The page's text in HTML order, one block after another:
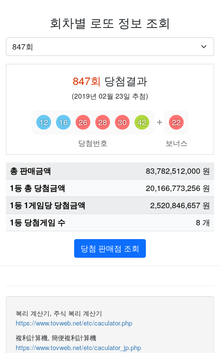
회차별 로또 정보 조회
847회 당첨결과
(2019년 02월 23일 추첨)
당첨번호
12 16 26 28 30 42
보너스
22
총 판매금액 83,782,512,000 원
1등 총 당첨금액
20,166,773,256 원
1등 1게임당 당첨금액
2,520,846,657 원
1등 당첨게임 수
8 개
당첨 판매점 조회
복리 계산기, 주식 복리 계산기
https://www.tovweb.net/etc/caculator.php
複利計算機, 簡便複利計算機
https://www.tovweb.net/etc/caculator_jp.php